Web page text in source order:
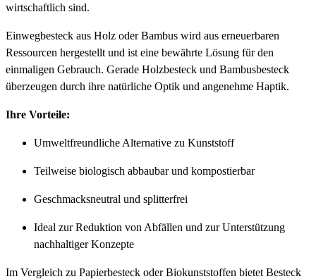
wirtschaftlich sind.
Einwegbesteck aus Holz oder Bambus wird aus erneuerbaren
Ressourcen hergestellt und ist eine bewährte Lösung für den
einmaligen Gebrauch. Gerade Holzbesteck und Bambusbesteck
überzeugen durch ihre natürliche Optik und angenehme Haptik.
Ihre Vorteile:
Umweltfreundliche Alternative zu Kunststoff
Teilweise biologisch abbaubar und kompostierbar
Geschmacksneutral und splitterfrei
Ideal zur Reduktion von Abfällen und zur Unterstützung
nachhaltiger Konzepte
Im Vergleich zu Papierbesteck oder Biokunststoffen bietet Besteck